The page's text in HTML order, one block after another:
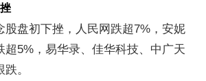
股盘初下挫，人民网跌超7%， 安妮
超5%， 易华录、佳华科技、中广天
。